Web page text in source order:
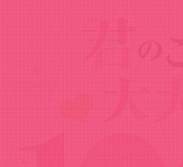
Goods
須藤 育バースデースイーツ